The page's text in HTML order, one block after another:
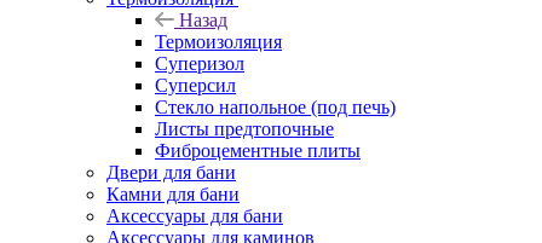
Назад
Термоизоляция
Суперизол
Суперсил
Стекло напольное (под печь)
Листы предтопочные
Фиброцементные плиты
Двери для бани
Камни для бани
Аксессуары для бани
Аксессуары для каминов